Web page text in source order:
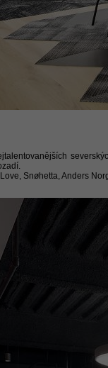
Snøhetta, Anders